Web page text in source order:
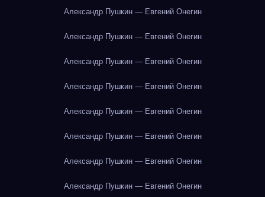
Александр Пушкин — Евгений Онегин
Александр Пушкин — Евгений Онегин
Александр Пушкин — Евгений Онегин
Александр Пушкин — Евгений Онегин
Александр Пушкин — Евгений Онегин
Александр Пушкин — Евгений Онегин
Александр Пушкин — Евгений Онегин
Александр Пушкин — Евгений Онегин